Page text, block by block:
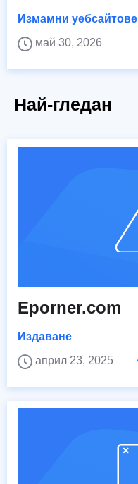
Измамни уебсайтове
май 30, 2026
Най-гледан
Eporner.com
Издаване
април 23, 2025